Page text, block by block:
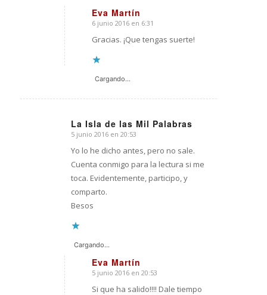
Eva Martín
Dice:
6 junio 2016 en 6:31
Gracias. ¡Que tengas suerte!
Cargando...
La Isla de las Mil Palabras
Dice:
5 junio 2016 en 20:53
Yo lo he dicho antes, pero no sale.
Cuenta conmigo para la lectura si me
toca. Evidentemente, participo, y
comparto.
Besos
Cargando...
Eva Martín
Dice:
5 junio 2016 en 20:53
Si que ha salido!!!! Dale tiempo